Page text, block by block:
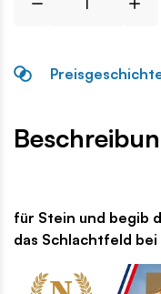
für Stein und begib
das Schlachtfeld bei